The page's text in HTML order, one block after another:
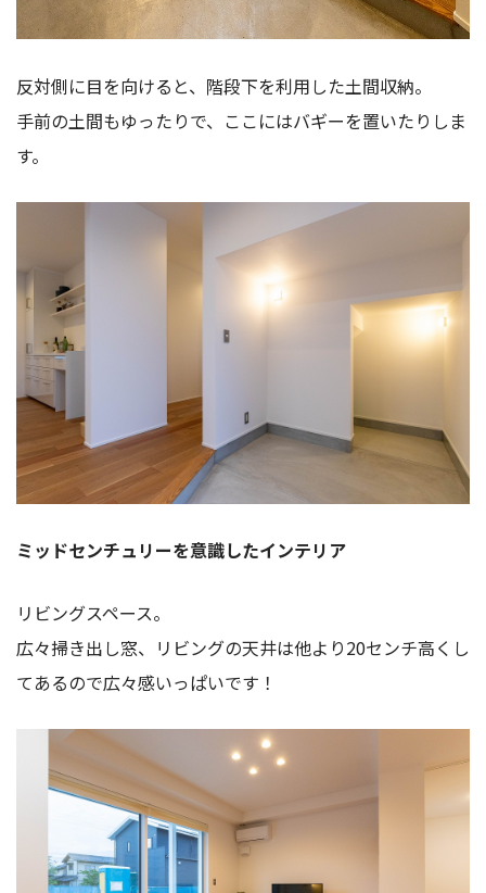
反対側に目を向けると、階段下を利用した土間収納。
手前の土間もゆったりで、ここにはバギーを置いたりしま
す。
ミッドセンチュリーを意識したインテリア
リビングスペース。
広々掃き出し窓、リビングの天井は他より20センチ高くし
てあるので広々感いっぱいです！